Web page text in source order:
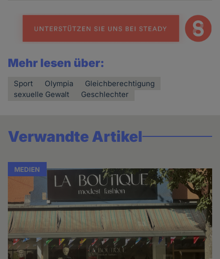
Mehr lesen über:
Sport Olympia
Gleichberechtigung
sexuelle Gewalt
Geschlechter
Verwandte Artikel
MEDIEN